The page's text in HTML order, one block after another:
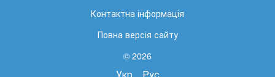
Контактна інформація
Повна версія сайту
© 2026